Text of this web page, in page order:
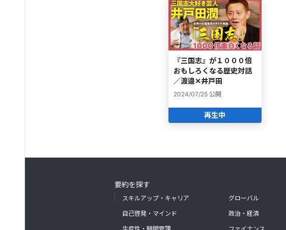
『三国志』が１０００倍
おもしろくなる歴史対話
／渡邉✕井戸田
2024/07/25 公開
再生中
要約を探す
スキルアップ・キャリア
自己啓発・マインド
グローバル
政治・経済